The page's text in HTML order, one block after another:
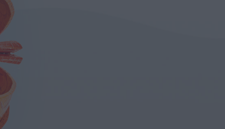
Οπτικό
Αμφιβληστροειδής